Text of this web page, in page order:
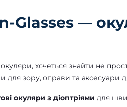
Glasses —
хочеться знайти не
для зору, оправи та аксесуари
окуляри з діоптріями для